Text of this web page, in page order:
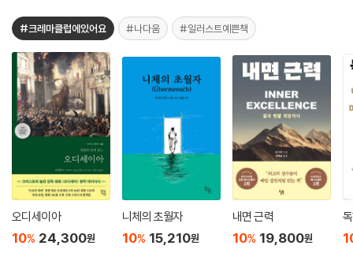
#크레마클럽에있어요 #나다움 #일러스트예쁜책
오디세이아
10% 24,300원
니체의 초월자
10% 15,210원
내면 근력
10% 19,800원